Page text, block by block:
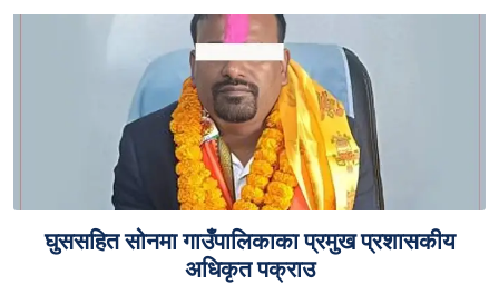
घुससहित सोनमा गाउँपालिकाका प्रमुख प्रशासकीय
अधिकृत पक्राउ